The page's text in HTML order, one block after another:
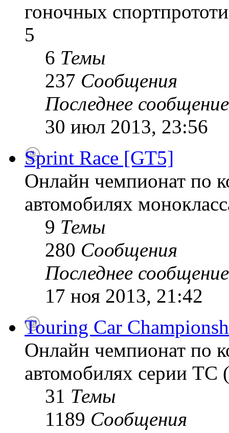
гоночных
5
6 Темы
237 Сообщения
Последнее сообщение
30 июл 2013, 23:56
Sprint Race [GT5]
Онлайн чемпионат по
автомобилях
9 Темы
280 Сообщения
Последнее сообщение
17 ноя 2013, 21:42
Touring Car
Онлайн чемпионат по
автомобилях серии
31 Темы
1189 Сообщения